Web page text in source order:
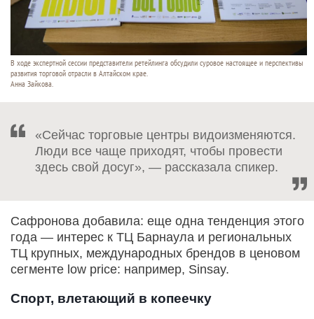
В ходе экспертной сессии представители ретейлинга обсудили суровое настоящее и перспективы
развития торговой отрасли в Алтайском крае.
Анна Зайкова.
«Сейчас торговые центры видоизменяются.
Люди все чаще приходят, чтобы провести
здесь свой досуг», — рассказала спикер.
Сафронова добавила: еще одна тенденция этого
года — интерес к ТЦ Барнаула и региональных
ТЦ крупных, международных брендов в ценовом
сегменте low price: например, Sinsay.
Спорт, влетающий в копеечку